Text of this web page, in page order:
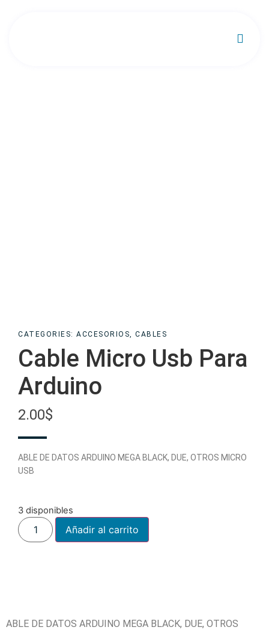
CATEGORIES: ACCESORIOS, CABLES
Cable Micro Usb Para
Arduino
2.00$
ABLE DE DATOS ARDUINO MEGA BLACK, DUE, OTROS MICRO
USB
3 disponibles
Añadir al carrito
ABLE DE DATOS ARDUINO MEGA BLACK, DUE, OTROS